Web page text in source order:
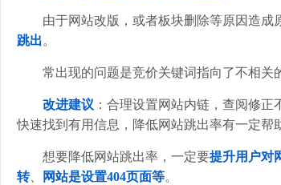
由于网站改版，或者板块删除等原因造成
跳出。
常出现的问题是竞价关键词指向了不相关
改进建议 ：合理设置网站内链，查阅修
快速找到有用信息，降低网站跳出率有一定帮
想要降低网站跳出率，一定要提升用户对
转、 网站是设置404页面等。